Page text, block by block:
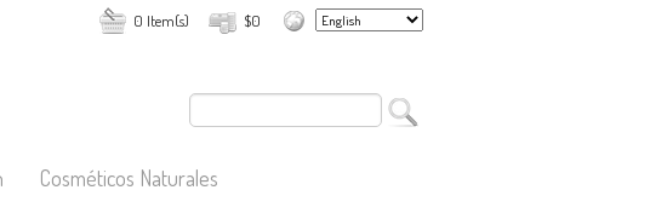
$0
0 Item(s)
Cosméticos Naturales